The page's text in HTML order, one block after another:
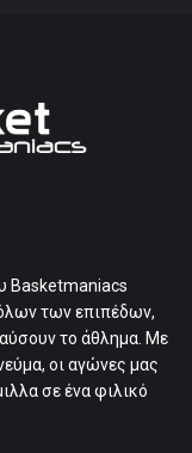
Basketmaniacs
των επιπέδων,
το άθλημα. Με
οι αγώνες μας
σε ένα φιλικό